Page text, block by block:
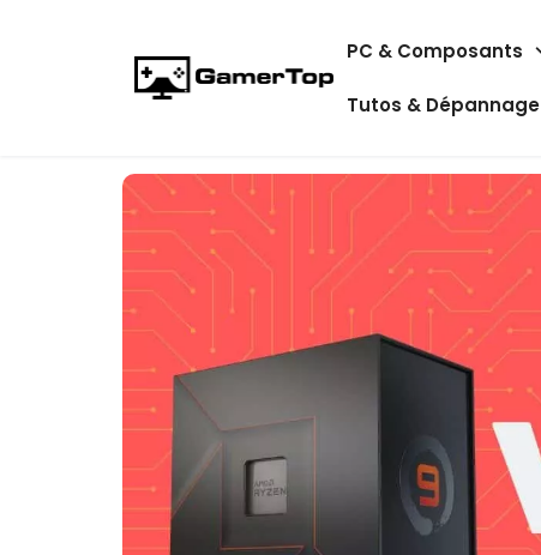
PC & Composants
Tutos & Dépannage